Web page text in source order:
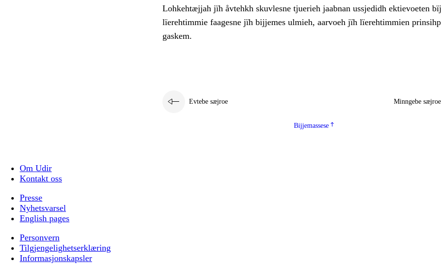
Lohkehtæjjah jïh åvtehkh skuvlesne tjuerieh jaabnan ussjedidh ektievoeten
lïerehtimmie faagesne jïh bijjemes ulmieh, aarvoeh jïh lïerehtimmien
gaskem.
Evtebe sæjroe Minngebe sæjroe
Bijjemassese
Om Udir
Kontakt oss
Presse
Nyhetsvarsel
English pages
Personvern
Tilgjengelighetserklæring
Informasjonskapsler